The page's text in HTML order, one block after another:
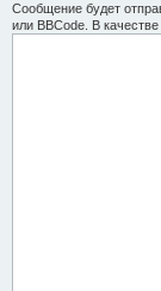
Сообщение будет
или BBCode. В